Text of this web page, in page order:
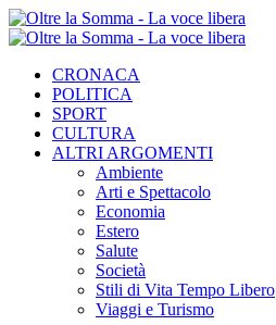
CRONACA
POLITICA
SPORT
CULTURA
ALTRI ARGOMENTI
Ambiente
Arti e Spettacolo
Economia
Estero
Salute
Società
Stili di Vita Tempo Libero
Viaggi e Turismo